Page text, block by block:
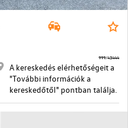
A kereskedés elérhetőségeit a
"További információk a
kereskedőtől" pontban találja.
999/43444